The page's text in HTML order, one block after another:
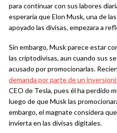
para continuar con sus labores
esperaría que Elon Musk, una de
apoyado las divisas, empezara a
Sin embargo, Musk parece estar
las criptodivisas, aun cuando sus
acusado por promocionarlas.
demanda por parte de un
CEO de Tesla, pues él ha perdido
luego de que Musk las
embargo, el magnate considera
invierta en las divisas digitales.